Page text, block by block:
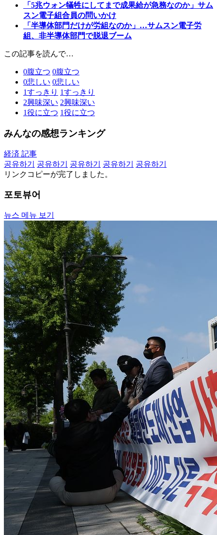
「5兆ウォン犠牲にしてまで成果給が急務なのか」サム
スン電子組合員の問いかけ
「半導体部門だけが労組なのか」…サムスン電子労
組、非半導体部門で脱退ブーム
この記事を読んで…
0腹立つ 0腹立つ
0悲しい 0悲しい
1すっきり 1すっきり
2興味深い 2興味深い
1役に立つ 1役に立つ
みんなの感想ランキング
経済 記事
공유하기
공유하기 공유하기 공유하기
공유하기
リンクコピーが完了しました。
포토뷰어
뉴스 메뉴 보기